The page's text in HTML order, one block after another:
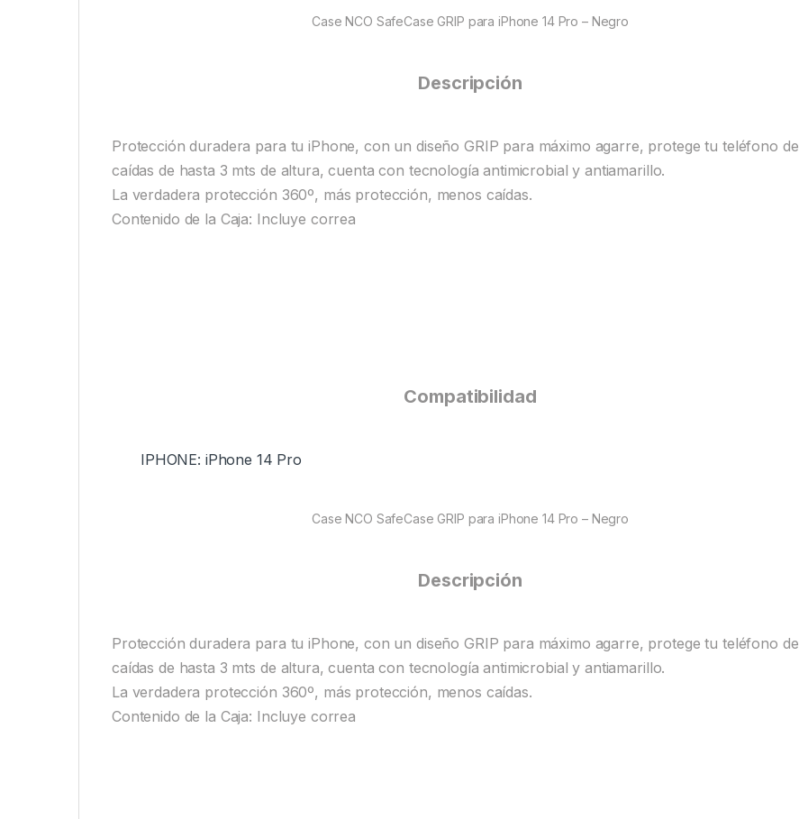
Case NCO SafeCase GRIP para iPhone 14 Pro – Negro
Descripción
Protección duradera para tu iPhone, con un diseño GRIP para máximo agarre, protege tu teléfono de
caídas de hasta 3 mts de altura, cuenta con tecnología antimicrobial y antiamarillo.
La verdadera protección 360º, más protección, menos caídas.
Contenido de la Caja: Incluye correa
Compatibilidad
IPHONE: iPhone 14 Pro
Case NCO SafeCase GRIP para iPhone 14 Pro – Negro
Descripción
Protección duradera para tu iPhone, con un diseño GRIP para máximo agarre, protege tu teléfono de
caídas de hasta 3 mts de altura, cuenta con tecnología antimicrobial y antiamarillo.
La verdadera protección 360º, más protección, menos caídas.
Contenido de la Caja: Incluye correa